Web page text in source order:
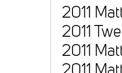
2011
2011
2011